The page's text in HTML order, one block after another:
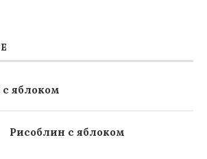
яблоком
Рисоблин с яблоком